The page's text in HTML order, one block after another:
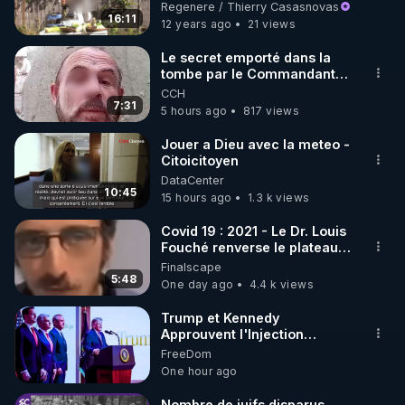
https://www.instagram.com/rdlr_thierrycasasnovas/
http://rgnr.li/instagram
🌱 LA NEWSLETTER
Pour ne pas rater l’actualité RGNR (stages,
http://rgnr.li/news
🌱 VIDÉOS NON CENSURÉES SUR ODYSEE
Toutes les vidéos Youtube sont aussi sur la
http://rgnr.li/odysee
🌱 LES STAGES EN PRÉSENTIEL
http://rgnr.li/stages
16:11
Regenere / Thierry Casasnovas
12 years ago
21 views
7:31
Le secret emporté dans la
tombe par le Commandant
Cousteau le 25 juin 1997
CCH
5 hours ago
817 views
10:45
Jouer a Dieu avec la meteo -
Citoicitoyen
DataCenter
15 hours ago
1.3 k views
5:48
Covid 19 : 2021 - Le Dr. Louis
Fouché renverse le plateau
de CNews !
Finalscape
One day ago
4.4 k views
Trump et Kennedy
Approuvent l'Injection
Antigrippale à ARNm de
Moderna, malgré un
Bénéfice Absolu Inférieur à
1% et des Effets Secondaires
FreeDom
One hour ago